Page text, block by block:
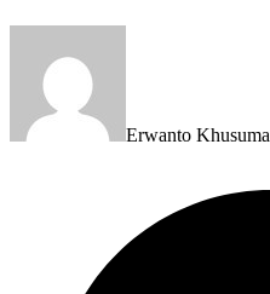
Erwanto Khusuma